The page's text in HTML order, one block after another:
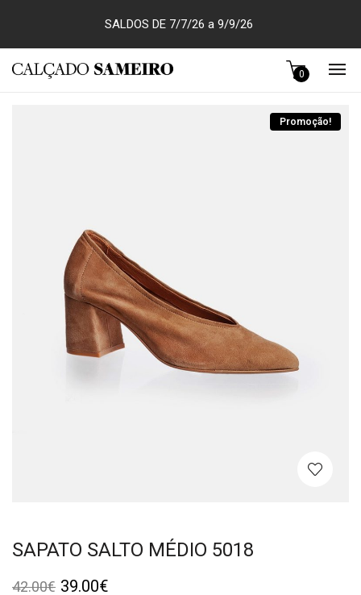
SALDOS DE 7/7/26 a 9/9/26
0
Promoção!
SAPATO SALTO MÉDIO 5018
42.00€ 39.00€